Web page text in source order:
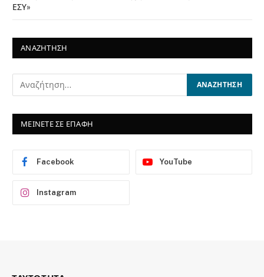
ΕΣΥ»
ΑΝΑΖΗΤΗΣΗ
ΜΕΙΝΕΤΕ ΣΕ ΕΠΑΦΗ
Facebook YouTube
Instagram